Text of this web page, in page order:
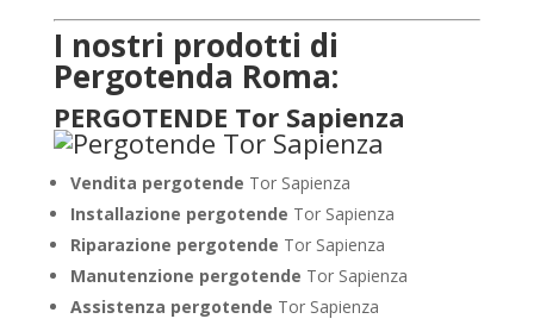
I nostri prodotti di
Pergotenda Roma:
PERGOTENDE Tor Sapienza
Vendita pergotende Tor Sapienza
Installazione pergotende Tor Sapienza
Riparazione pergotende Tor Sapienza
Manutenzione pergotende Tor Sapienza
Assistenza pergotende Tor Sapienza